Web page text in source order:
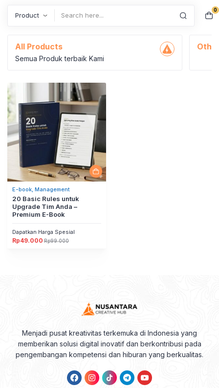
0
bisnis owner
All Products
Semua Produk terbaik Kami
E-book, Management
20 Basic Rules untuk
Upgrade Tim Anda –
Premium E-Book
Dapatkan Harga Spesial
Rp99.000
Original
Rp49.000
Current
Menjadi pusat kreativitas terkemuka di Indonesia yang
memberikan solusi digital inovatif dan berkontribusi pada
pengembangan kompetensi dan hiburan yang berkualitas.